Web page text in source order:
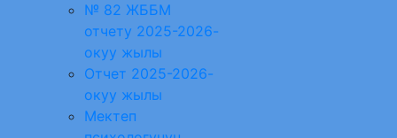
№ 82 ЖББМ
отчету 2025-2026-
окуу жылы
Отчет 2025-2026-
окуу жылы
Мектеп